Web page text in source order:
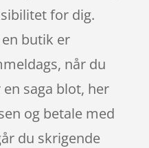
for dig.
butik er
når du
saga blot, her
og betale med
du skrigende